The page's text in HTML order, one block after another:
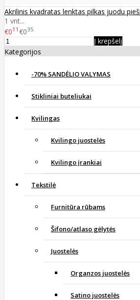
Akrilinis kvadratas lenktas pilkas juodu
1 vnt...
€011 €035
Į krepšelį
Kategorijos
-70% SANDĖLIO VALYMAS
Stikliniai buteliukai
Kvilingas
Kvilingo juostelės
Kvilingo įrankiai
Tekstilė
Furnitūra rūbams
Šifono/atlaso gėlytės
Juostelės
Organzos juostelės
Satino juostelės